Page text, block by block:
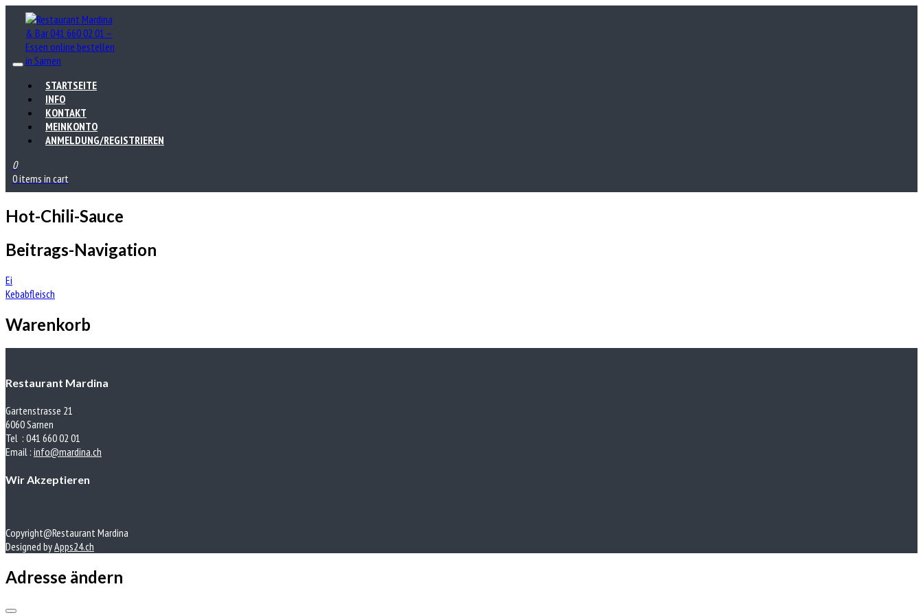
STARTSEITE
INFO
KONTAKT
MEINKONTO
ANMELDUNG/REGISTRIEREN
0
0 items in cart
Hot-Chili-Sauce
Beitrags-Navigation
Ei
Kebabfleisch
Warenkorb
Restaurant Mardina
Gartenstrasse 21
6060 Sarnen
Tel : 041 660 02 01
Email : info@mardina.ch
Wir Akzeptieren
Copyright@Restaurant Mardina
Designed byApps24.ch
Adresse ändern